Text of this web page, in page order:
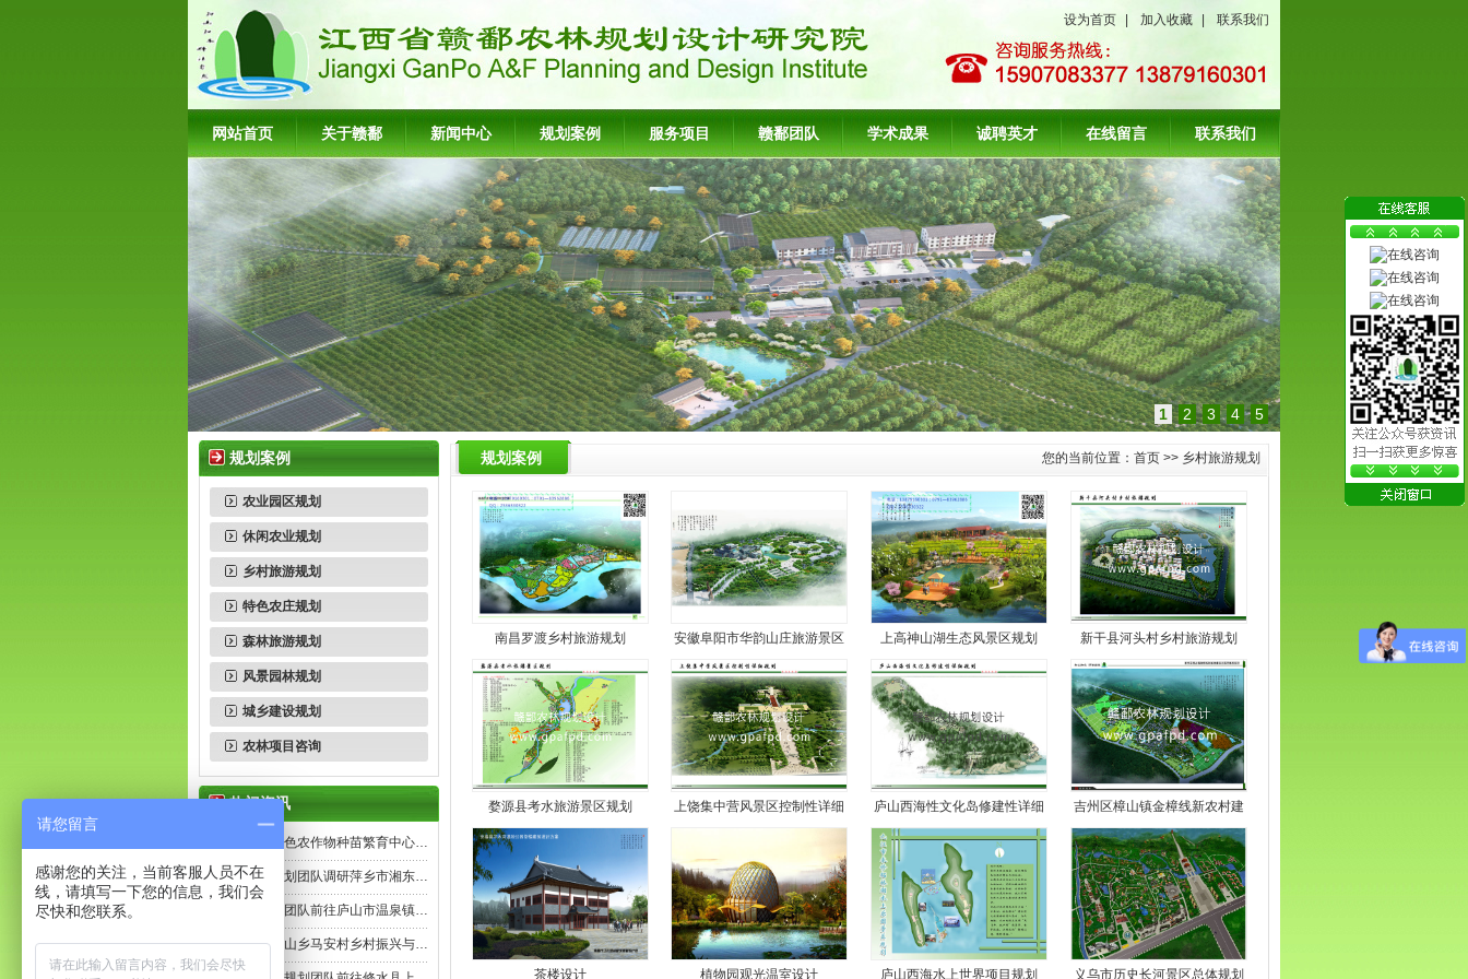
设为首页 加入收藏 联系我们
网站首页 关于赣鄱 新闻中心 规划案例 服务项目 赣鄱团队 学术成果 诚聘英才 在线留言 联系我们
1 2 3 4 5
规划案例
农业园区规划
休闲农业规划
乡村旅游规划
特色农庄规划
森林旅游规划
风景园林规划
城乡建设规划
农林项目咨询
热门资讯
上高县特色农作物种苗繁育中心…
我公司规划团队调研萍乡市湘东…
我院规划团队前往庐山市温泉镇…
都昌县苏山乡马安村乡村振兴与…
规划案例 您的当前位置： 首页 >> 乡村旅游规划
南昌罗渡乡村旅游规划 安徽阜阳市华韵山庄旅游景区 上高神山湖生态风景区规划 新干县河头村乡村旅游规划
婺源县考水旅游景区规划 上饶集中营风景区控制性详细 庐山西海性文化岛修建性详细 吉州区樟山镇金樟线新农村建
茶楼设计 植物园观光温室设计 庐山西海水上世界项目规划 义乌市历史长河景区总体规划
请您留言
感谢您的关注，当前客服人员不在
线，请填写一下您的信息，我们会
尽快和您联系。